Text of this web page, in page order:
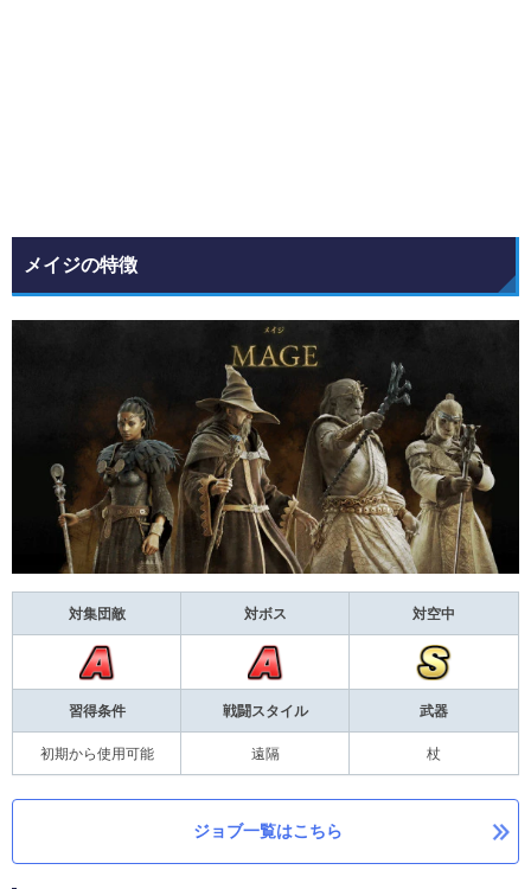
メイジの特徴
対集団敵 対ボス 対空中
習得条件 戦闘スタイル 武器
初期から使用可能 遠隔 杖
ジョブ一覧はこちら